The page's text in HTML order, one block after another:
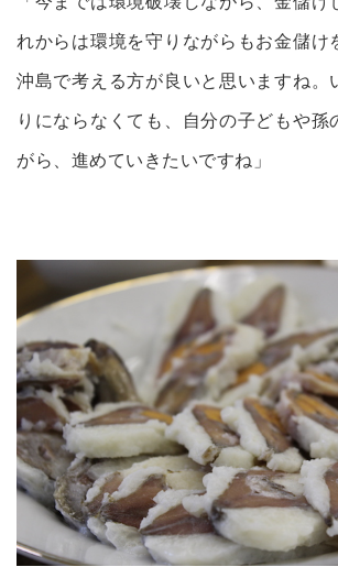
れからは環境を守りながらもお金儲け
沖島で考える方が良いと思いますね。
りにならなくても、自分の子どもや孫
がら、進めていきたいですね」